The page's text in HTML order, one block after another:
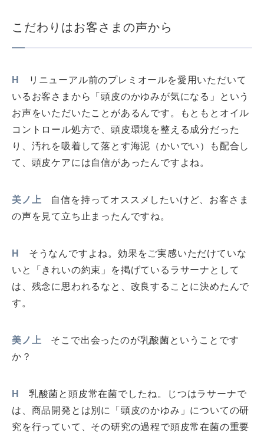
こだわりはお客さまの声から
H
リニューアル前のプレミオールを愛用いただいて
いるお客さまから「頭皮のかゆみが気になる」という
お声をいただいたことがあるんです。もともとオイル
コントロール処方で、頭皮環境を整える成分だった
り、汚れを吸着して落とす海泥（かいでい）も配合し
て、頭皮ケアには自信があったんですよね。
美ノ上
自信を持ってオススメしたいけど、お客さま
の声を見て立ち止まったんですね。
H
そうなんですよね。効果をご実感いただけていな
いと「きれいの約束」を掲げているラサーナとして
は、残念に思われるなと、改良することに決めたんで
す。
美ノ上
そこで出会ったのが乳酸菌ということです
か？
H
乳酸菌と頭皮常在菌でしたね。じつはラサーナで
は、商品開発とは別に「頭皮のかゆみ」についての研
究を行っていて、その研究の過程で頭皮常在菌の重要